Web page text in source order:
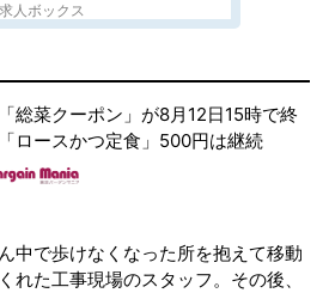
人ボックス
総菜クーポン」が8月12日15時で終
ロースかつ定食」500円は継続
中で歩けなくなった所を抱えて移動
れた工事現場のスタッフ。その後、